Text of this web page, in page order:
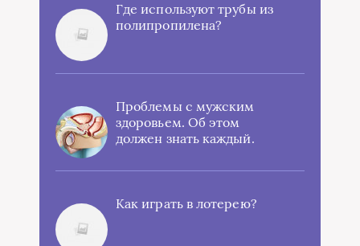
Где используют трубы из
полипропилена?
Проблемы с мужским
здоровьем. Об этом
должен знать каждый.
Как играть в лотерею?